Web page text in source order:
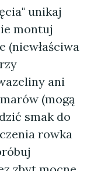
unikaj
montuj
(niewłaściwa
ani
(mogą
smak do
rowka